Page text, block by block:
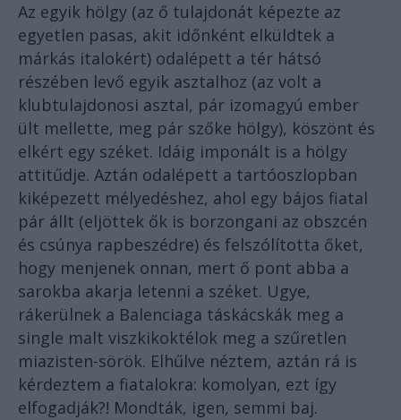
Az egyik hölgy (az ő tulajdonát képezte az
egyetlen pasas, akit időnként elküldtek a
márkás italokért) odalépett a tér hátsó
részében levő egyik asztalhoz (az volt a
klubtulajdonosi asztal, pár izomagyú ember
ült mellette, meg pár szőke hölgy), köszönt és
elkért egy széket. Idáig imponált is a hölgy
attitűdje. Aztán odalépett a tartóoszlopban
kiképezett mélyedéshez, ahol egy bájos fiatal
pár állt (eljöttek ők is borzongani az obszcén
és csúnya rapbeszédre) és felszólította őket,
hogy menjenek onnan, mert ő pont abba a
sarokba akarja letenni a széket. Ugye,
rákerülnek a Balenciaga táskácskák meg a
single malt viszkikoktélok meg a szűretlen
miazisten-sörök. Elhűlve néztem, aztán rá is
kérdeztem a fiatalokra: komolyan, ezt így
elfogadják?! Mondták, igen, semmi baj.